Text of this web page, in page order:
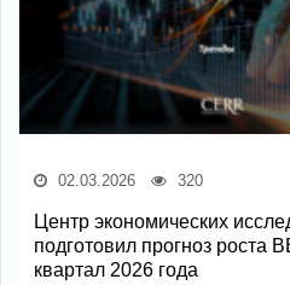
02.03.2026 320
Центр экономических
подготовил прогноз роста
квартал 2026 года